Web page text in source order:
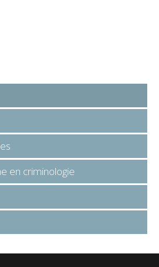
en criminologie